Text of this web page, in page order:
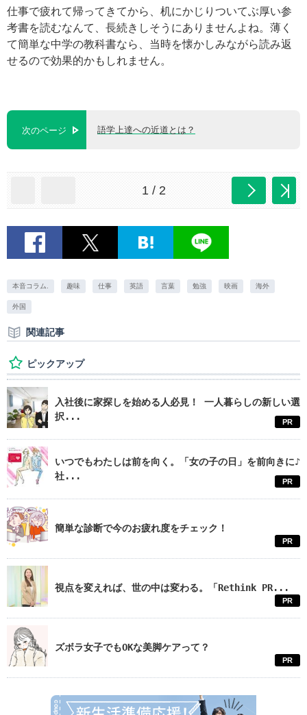
仕事で疲れて帰ってきてから、机にかじりついてぶ厚い参
考書を読むなんて、長続きしそうにありませんよね。薄く
て簡単な中学の教科書なら、当時を懐かしみながら読み返
せるので効果的かもしれません。
次のページ 語学上達への近道とは？
1 / 2
本音コラム. 趣味 仕事 英語 言葉 勉強 映画 海外
外国
関連記事
ピックアップ
入社後に家探しを始める人必見！ 一人暮らしの新しい選
択...
PR
いつでもわたしは前を向く。「女の子の日」を前向きに♪
社...
PR
簡単な診断で今のお疲れ度をチェック！
PR
視点を変えれば、世の中は変わる。「Rethink PR...
PR
ズボラ女子でもOKな美脚ケアって？
PR